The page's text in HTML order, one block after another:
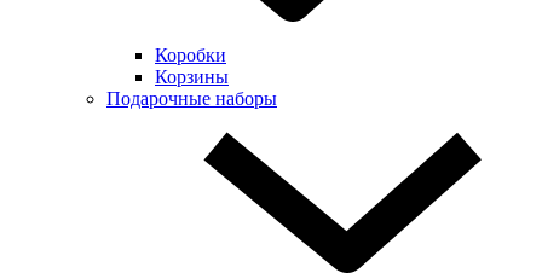
Коробки
Корзины
Подарочные наборы